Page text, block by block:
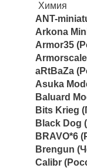
Химия
ANT-
Arkona
Armor35
aRtBaZa
Asuka
Baluard
Bits Krieg
Black Dog
BRAVO*6
Brengun
Calibr